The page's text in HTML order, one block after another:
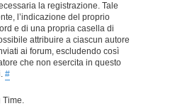
la registrazione. Tale
l’indicazione del proprio
e di una propria casella di
attribuire a ciascun autore
ai forum, escludendo così
che non esercita in questo
#
Time.